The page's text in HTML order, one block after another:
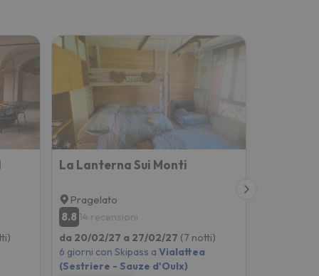
La Lanterna Sui Monti
Pragelato
8.8 14 recensioni
da 20/02/27 a 27/02/27 (7 notti)
6 giorni con Skipass aVialattea
(Sestriere - Sauze d'Oulx)